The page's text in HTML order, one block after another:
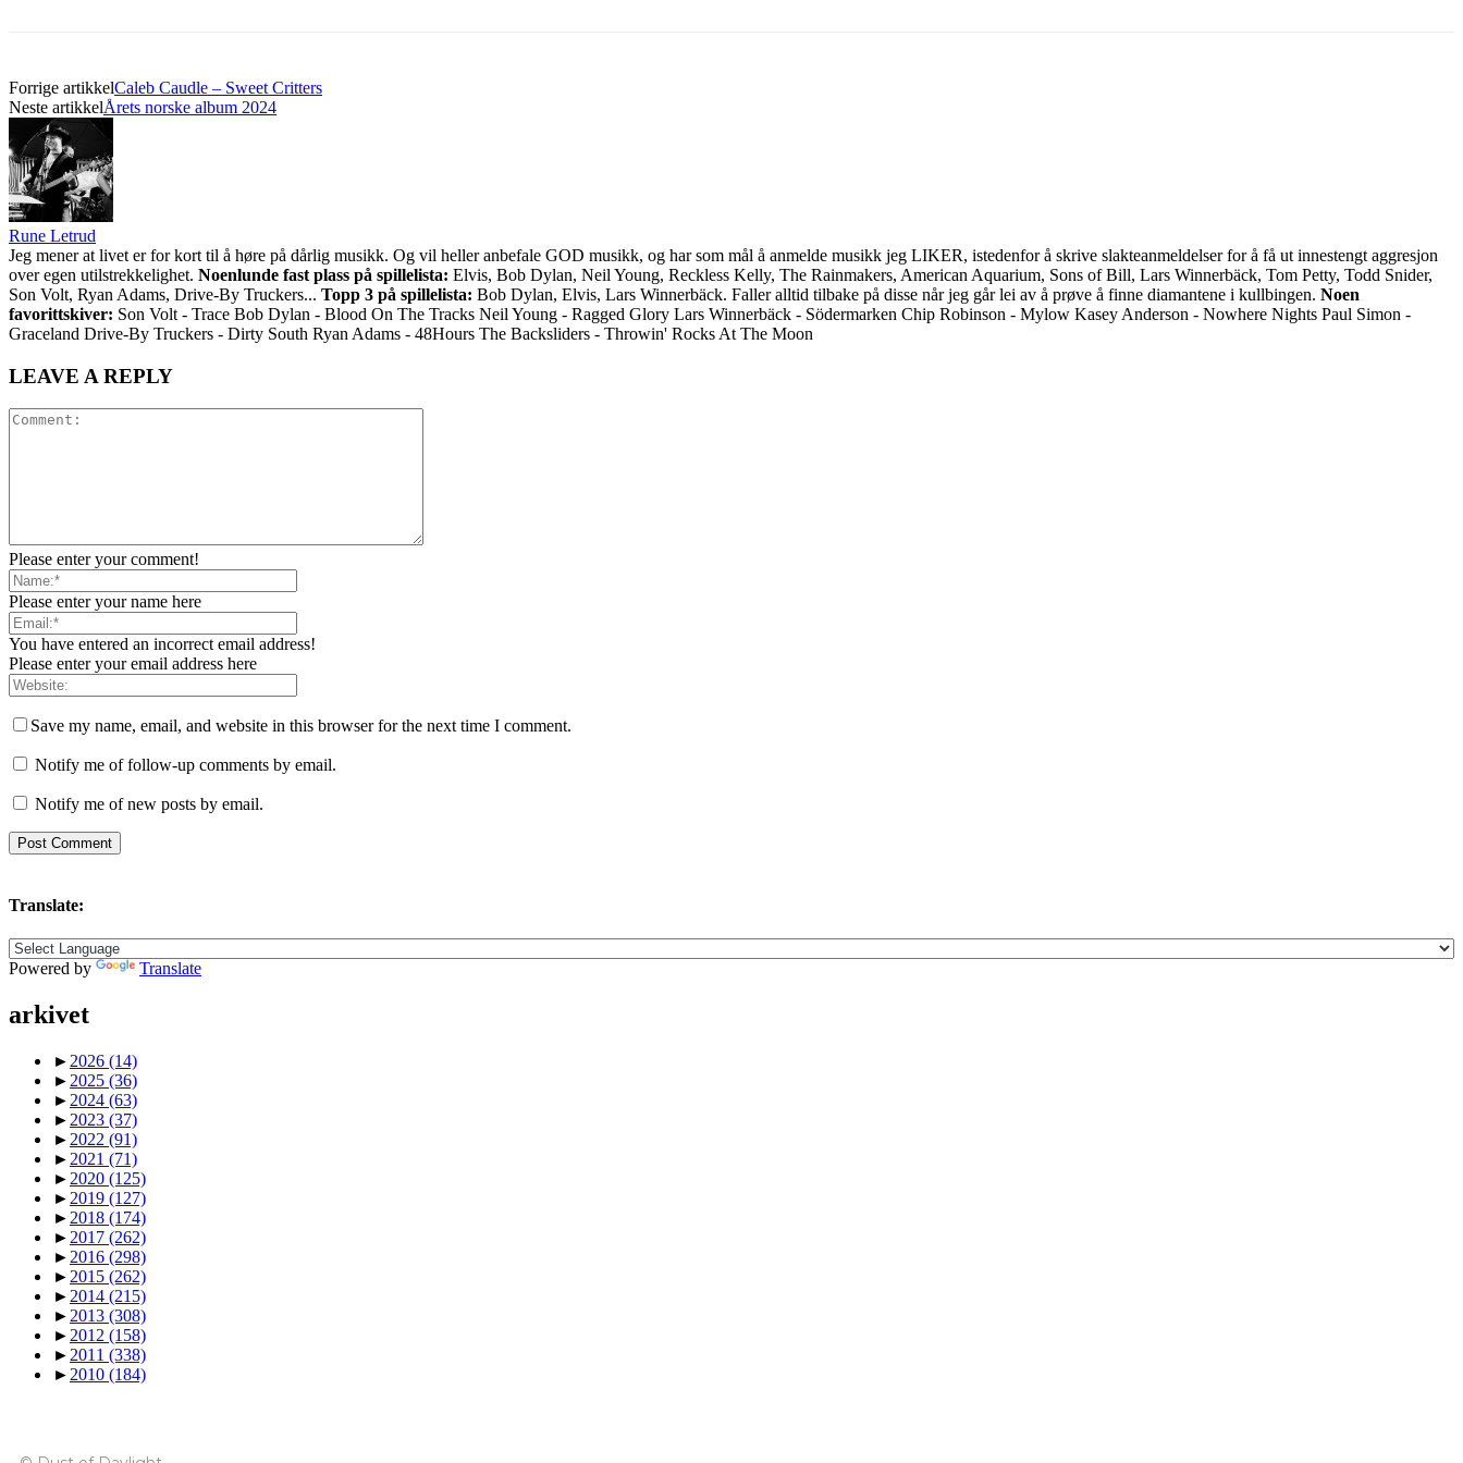
Forrige artikkelCaleb Caudle – Sweet Critters
Neste artikkelÅrets norske album 2024
Rune Letrud
Jeg mener at livet er for kort til å høre på dårlig musikk. Og vil heller anbefale GOD musikk, og har som mål å anmelde musikk jeg LIKER, istedenfor å skrive slakteanmeldelser for å få ut innestengt aggresjon
over egen utilstrekkelighet. Noenlunde fast plass på spillelista: Elvis, Bob Dylan, Neil Young, Reckless Kelly, The Rainmakers, American Aquarium, Sons of Bill, Lars Winnerbäck, Tom Petty, Todd Snider,
Son Volt, Ryan Adams, Drive-By Truckers... Topp 3 på spillelista: Bob Dylan, Elvis, Lars Winnerbäck. Faller alltid tilbake på disse når jeg går lei av å prøve å finne diamantene i kullbingen. Noen
favorittskiver: Son Volt - Trace Bob Dylan - Blood On The Tracks Neil Young - Ragged Glory Lars Winnerbäck - Södermarken Chip Robinson - Mylow Kasey Anderson - Nowhere Nights Paul Simon -
Graceland Drive-By Truckers - Dirty South Ryan Adams - 48Hours The Backsliders - Throwin' Rocks At The Moon
LEAVE A REPLY
Please enter your comment!
Please enter your name here
You have entered an incorrect email address!
Please enter your email address here
Save my name, email, and website in this browser for the next time I comment.
Notify me of follow-up comments by email.
Notify me of new posts by email.
Translate:
Powered by Translate
arkivet
► 2026 (14)
► 2025 (36)
► 2024 (63)
► 2023 (37)
► 2022 (91)
► 2021 (71)
► 2020 (125)
► 2019 (127)
► 2018 (174)
► 2017 (262)
► 2016 (298)
► 2015 (262)
► 2014 (215)
► 2013 (308)
► 2012 (158)
► 2011 (338)
► 2010 (184)